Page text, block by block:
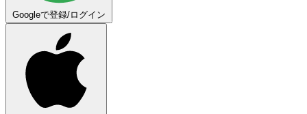
Googleで登録/ログイン